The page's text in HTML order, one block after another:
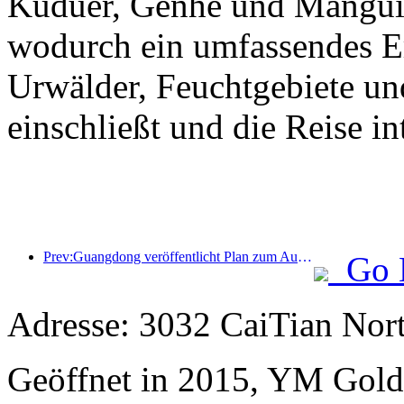
wodurch ein umfassendes
Urwälder, Feuchtgebiete
einschließt und die Reise
Prev:Guangdong veröffentlicht Plan zum Ausbau der Kapazitäten im Dienstleistungssektor, um die Greater Bay Area zu einem erstklassigen Touristenziel zu entwickeln
Go
Adresse: 3032 CaiTian
Geöffnet in 2015, YM